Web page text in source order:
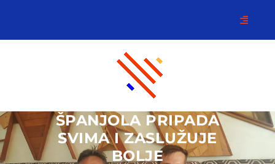
ŠPANJOLA PRIPADA
SVIMA I ZASLUŽUJE
BOLJE